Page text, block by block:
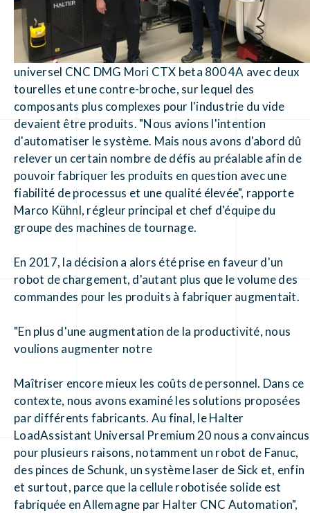
universel CNC DMG Mori CTX beta 800 4A avec deux
tourelles et une contre-broche, sur lequel des
composants plus complexes pour l'industrie du vide
devaient être produits. "Nous avions l'intention
d'automatiser le système. Mais nous avons d'abord dû
relever un certain nombre de défis au préalable afin de
pouvoir fabriquer les produits en question avec une
fiabilité de processus et une qualité élevée", rapporte
Marco Kühnl, régleur principal et chef d'équipe du
groupe des machines de tournage.
En 2017, la décision a alors été prise en faveur d'un
robot de chargement, d'autant plus que le volume des
commandes pour les produits à fabriquer augmentait.
"En plus d'une augmentation de la productivité, nous
voulions augmenter notre
Maîtriser encore mieux les coûts de personnel. Dans ce
contexte, nous avons examiné les solutions proposées
par différents fabricants. Au final, le Halter
LoadAssistant Universal Premium 20 nous a convaincus
pour plusieurs raisons, notamment un robot de Fanuc,
des pinces de Schunk, un système laser de Sick et, enfin
et surtout, parce que la cellule robotisée solide est
fabriquée en Allemagne par Halter CNC Automation",